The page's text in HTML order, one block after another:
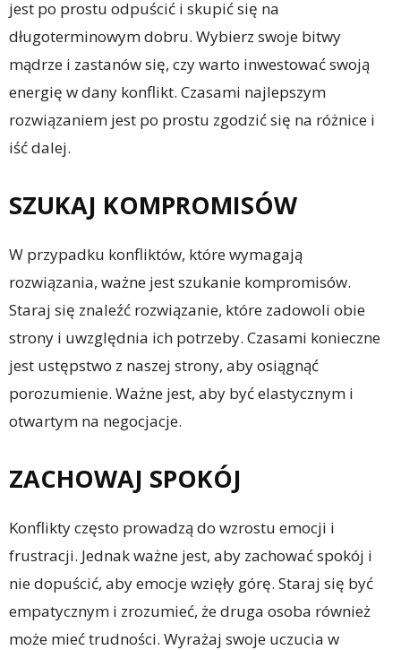
jest po prostu odpuścić i skupić się na
długoterminowym dobru. Wybierz swoje bitwy
mądrze i zastanów się, czy warto inwestować swoją
energię w dany konflikt. Czasami najlepszym
rozwiązaniem jest po prostu zgodzić się na różnice i
iść dalej.
SZUKAJ KOMPROMISÓW
W przypadku konfliktów, które wymagają
rozwiązania, ważne jest szukanie kompromisów.
Staraj się znaleźć rozwiązanie, które zadowoli obie
strony i uwzględnia ich potrzeby. Czasami konieczne
jest ustępstwo z naszej strony, aby osiągnąć
porozumienie. Ważne jest, aby być elastycznym i
otwartym na negocjacje.
ZACHOWAJ SPOKÓJ
Konflikty często prowadzą do wzrostu emocji i
frustracji. Jednak ważne jest, aby zachować spokój i
nie dopuścić, aby emocje wzięły górę. Staraj się być
empatycznym i zrozumieć, że druga osoba również
może mieć trudności. Wyrażaj swoje uczucia w